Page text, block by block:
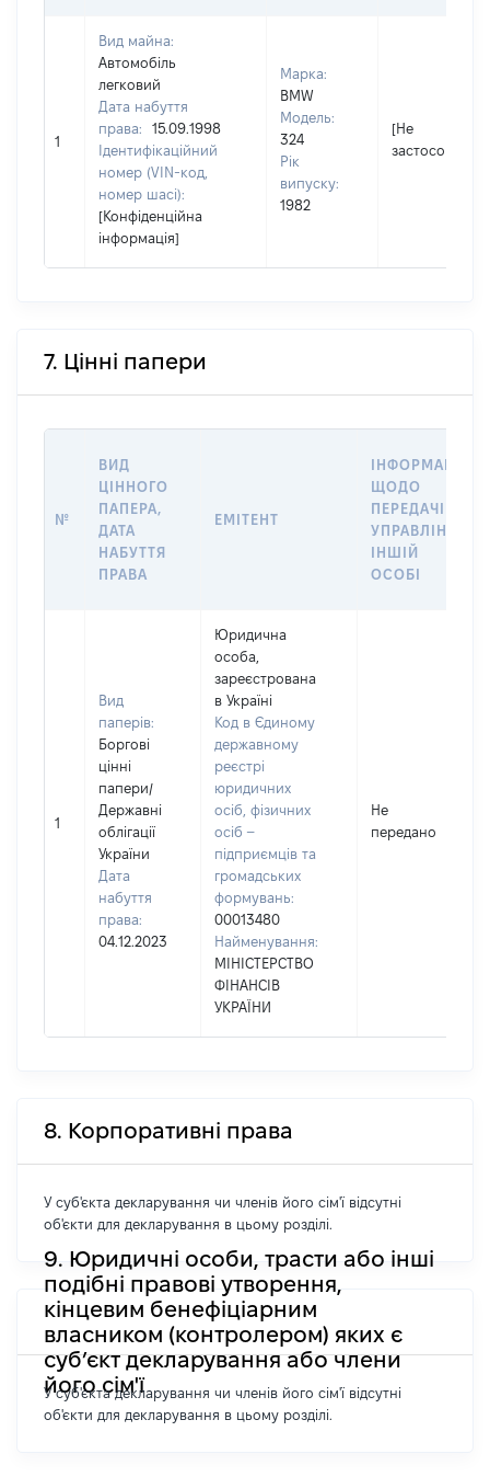
1
Вид майна:
Автомобіль
легковий
Дата набуття
права:
15.09.1998
Ідентифікаційний
номер (VIN-код,
номер шасі):
[Конфіденційна
інформація]
Марка:
BMW
Модель:
324
Рік
випуску:
1982
[Не
7. Цінні папери
№
ВИД
ЦІННОГО
ПАПЕРА,
ДАТА
НАБУТТЯ
ПРАВА
ЕМІТЕНТ
ІНФОРМАЦІЯ
ЩОДО
ПЕРЕДАЧІ В
УПРАВЛІННЯ
ІНШІЙ
ОСОБІ
1
Вид
паперів:
Боргові
цінні
папери/
Державні
облігації
України
Дата
набуття
права:
04.12.2023
Юридична
особа,
зареєстрована
в Україні
Код в Єдиному
державному
реєстрі
юридичних
осіб, фізичних
осіб –
підприємців та
громадських
формувань:
00013480
Найменування:
МІНІСТЕРСТВО
ФІНАНСІВ
УКРАЇНИ
Не
передано
8. Корпоративні права
У суб'єкта декларування чи членів його сім'ї відсутні
об'єкти для декларування в цьому розділі.
9. Юридичні особи, трасти або інші
подібні правові утворення,
кінцевим бенефіціарним
власником (контролером) яких є
суб’єкт декларування або члени
його сім'ї
У суб'єкта декларування чи членів його сім'ї відсутні
об'єкти для декларування в цьому розділі.